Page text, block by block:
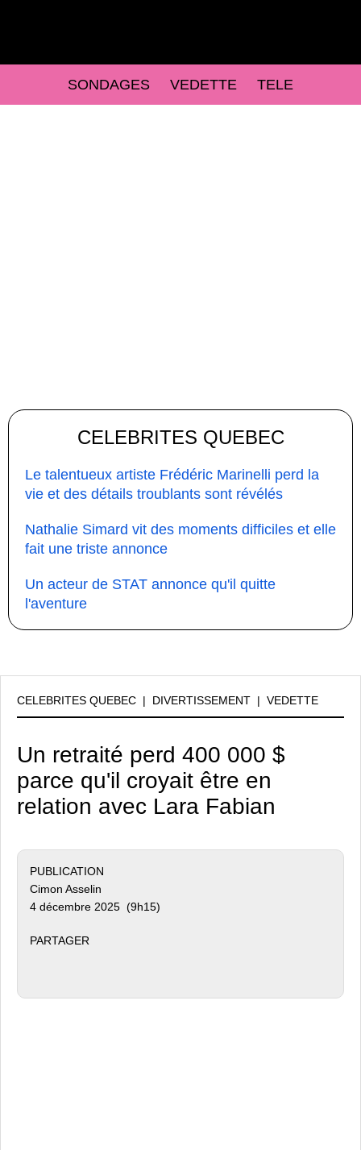
SONDAGES VEDETTE TELE
CELEBRITES QUEBEC
Le talentueux artiste Frédéric Marinelli perd la
vie et des détails troublants sont révélés
Nathalie Simard vit des moments difficiles et elle
fait une triste annonce
Un acteur de STAT annonce qu'il quitte
l'aventure
CELEBRITES QUEBEC | DIVERTISSEMENT | VEDETTE
Un retraité perd 400 000 $
parce qu'il croyait être en
relation avec Lara Fabian
PUBLICATION
Cimon Asselin
4 décembre 2025 (9h15)
PARTAGER